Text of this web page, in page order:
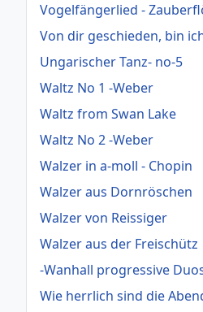
Vogelfängerlied -
Von dir geschieden, bin
Ungarischer Tanz- no-5
Waltz No 1 -Weber
Waltz from Swan Lake
Waltz No 2 -Weber
Walzer in a-moll - Chopin
Walzer aus Dornröschen
Walzer von Reissiger
Walzer aus der Freischütz
-Wanhall progressive
Wie herrlich sind die